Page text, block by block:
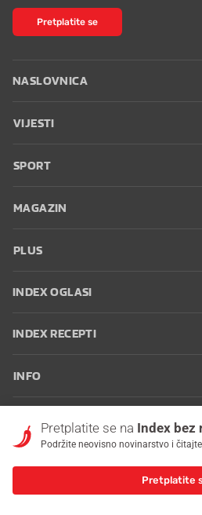
Pretplatite se
NASLOVNICA
VIJESTI
SPORT
MAGAZIN
PLUS
INDEX OGLASI
INDEX RECEPTI
INFO
korištenja
Postavke kolačića
Pretplatite se na Index bez
Podržite neovisno novinarstvo i
Pretplatite